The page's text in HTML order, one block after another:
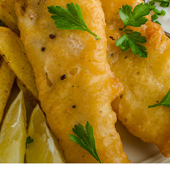
ADAUGĂ ÎN COȘ / DETALII